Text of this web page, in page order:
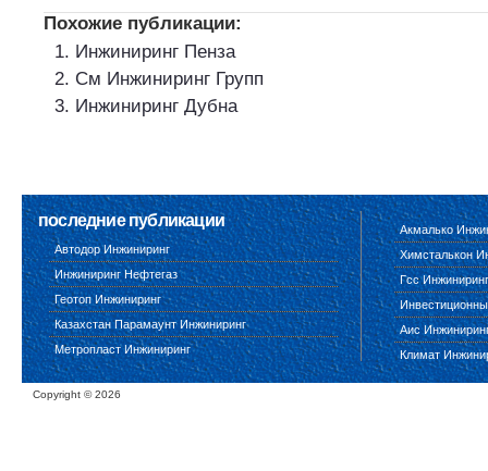
Похожие публикации:
Инжиниринг Пенза
См Инжиниринг Групп
Инжиниринг Дубна
последние публикации
Автодор Инжиниринг
Инжиниринг Нефтегаз
Геотоп Инжиниринг
Казахстан Парамаунт Инжиниринг
Метропласт Инжиниринг
Акмалько
Химсталькон
Гсс Инжиниринг
Аис
Климат
Copyright ©2026